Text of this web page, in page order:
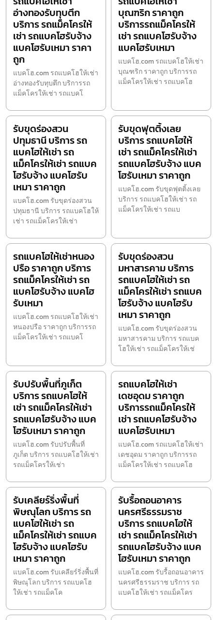
อ่างทองรับทุบตึก
บริการ รถแม็คโครให้
เช่า รถแบคโฮรับจ้าง
แบคโฮรับเหมา ราคา
ถูก
แบคโฮ.com รถแบคโฮให้เช่า
อ่างทองรับทุบตึก บริการรถ
แม็คโครให้เช่า รถแบคโ
บุณฑริก ราคาถูก
บริการรถแม็คโครให้
เช่า รถแบคโฮรับจ้าง
แบคโฮรับเหมา
แบคโฮ.com รถแบคโฮให้เช่า
บุณฑริก ราคาถูก บริการรถ
แม็คโครให้เช่า รถแบคโฮ
รับขุดร่องสวน
ปทุมธานี บริการ รถ
แบคโฮให้เช่า รถ
แม็คโครให้เช่า รถแบค
โฮรับจ้าง แบคโฮรับ
เหมา ราคาถูก
แบคโฮ.com รับขุดร่องสวน
ปทุมธานี บริการ รถแบคโฮให้
เช่า รถแม็คโครให้เช่า
รับขุดฟุตติ้งเลย
บริการ รถแบคโฮให้
เช่า รถแม็คโครให้เช่า
รถแบคโฮรับจ้าง แบค
โฮรับเหมา ราคาถูก
แบคโฮ.com รับขุดฟุตติ้งเลย
บริการ รถแบคโฮให้เช่า รถ
แม็คโครให้เช่า รถแบ
รถแบคโฮให้เช่าหนอง
ปรือ ราคาถูก บริการ
รถแม็คโครให้เช่า รถ
แบคโฮรับจ้าง แบคโฮ
รับเหมา
แบคโฮ.com รถแบคโฮให้เช่า
หนองปรือ ราคาถูก บริการรถ
แม็คโครให้เช่า รถแบคโ
รับขุดร่องสวน
มหาสารคาม บริการ
รถแบคโฮให้เช่า รถ
แม็คโครให้เช่า รถแบค
โฮรับจ้าง แบคโฮรับ
เหมา ราคาถูก
แบคโฮ.com รับขุดร่องสวน
มหาสารคาม บริการ รถแบค
โฮให้เช่า รถแม็คโครให้เช่
รับปรับพื้นที่ภูเก็ต
บริการ รถแบคโฮให้
เช่า รถแม็คโครให้เช่า
รถแบคโฮรับจ้าง แบค
โฮรับเหมา ราคาถูก
แบคโฮ.com รับปรับพื้นที่
ภูเก็ต บริการ รถแบคโฮให้เช่า
รถแม็คโครให้เช่า
รถแบคโฮให้เช่า
เดชอุดม ราคาถูก
บริการรถแม็คโครให้
เช่า รถแบคโฮรับจ้าง
แบคโฮรับเหมา
แบคโฮ.com รถแบคโฮให้เช่า
เดชอุดม ราคาถูก บริการรถ
แม็คโครให้เช่า รถแบคโฮ
รับเคลียร์ริ่งพื้นที่
พิษณุโลก บริการ รถ
แบคโฮให้เช่า รถ
แม็คโครให้เช่า รถแบค
โฮรับจ้าง แบคโฮรับ
เหมา ราคาถูก
แบคโฮ.com รับเคลียร์ริ่งพื้นที่
พิษณุโลก บริการ รถแบคโฮ
ให้เช่า รถแม็คโค
รับรื้อถอนอาคาร
นครศรีธรรมราช
บริการ รถแบคโฮให้
เช่า รถแม็คโครให้เช่า
รถแบคโฮรับจ้าง แบค
โฮรับเหมา ราคาถูก
แบคโฮ.com รับรื้อถอนอาคาร
นครศรีธรรมราช บริการ รถ
แบคโฮให้เช่า รถแม็คโคร